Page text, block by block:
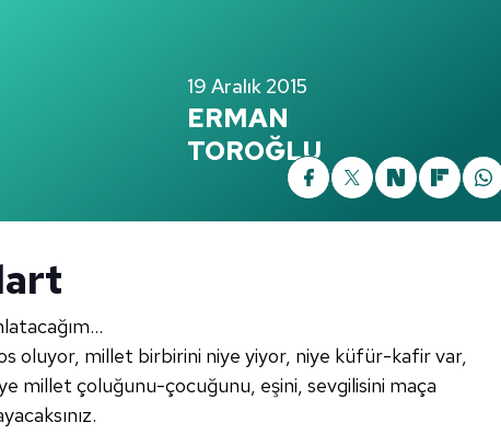
19 Aralık 2015
ERMAN
TOROĞLU
oluyor, millet birbirini niye yiyor, niye küfür-kafir var,
millet çoluğunu-çocuğunu, eşini, sevgilisini maça